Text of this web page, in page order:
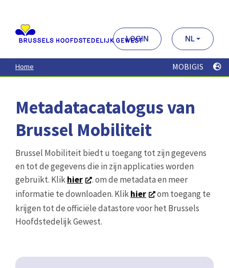
contenu
principal
LOGIN NL
Home MOBIGIS
Metadatacatalogus van
Brussel Mobiliteit
Brussel Mobiliteit biedt u toegang tot zijn gegevens
en tot de gegevens die in zijn applicaties worden
gebruikt. Klikhier
. om de metadata en meer
informatie te downloaden. Klikhier
om toegang te
krijgen tot de officiële datastore voor het Brussels
Hoofdstedelijk Gewest.